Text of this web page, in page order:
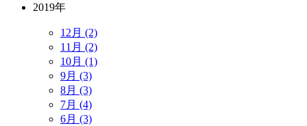
2019年
12月 (2)
11月 (2)
10月 (1)
9月 (3)
8月 (3)
7月 (4)
6月 (3)